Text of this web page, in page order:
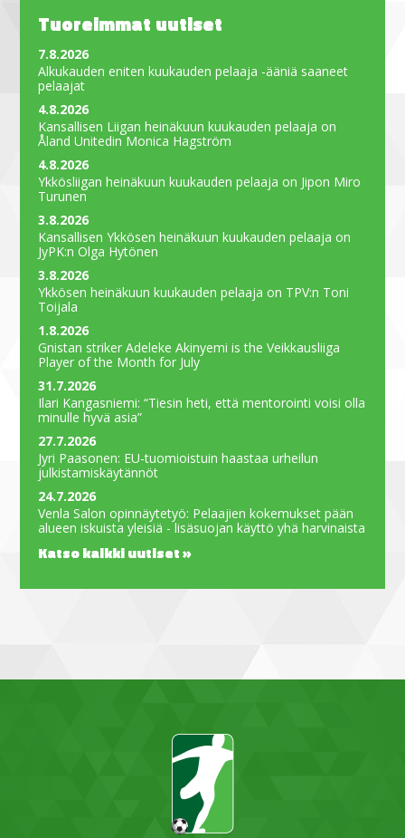
Tuoreimmat uutiset
7.8.2026
Alkukauden eniten kuukauden pelaaja -ääniä saaneet
pelaajat
4.8.2026
Kansallisen Liigan heinäkuun kuukauden pelaaja on
Åland Unitedin Monica Hagström
4.8.2026
Ykkösliigan heinäkuun kuukauden pelaaja on Jipon Miro
Turunen
3.8.2026
Kansallisen Ykkösen heinäkuun kuukauden pelaaja on
JyPK:n Olga Hytönen
3.8.2026
Ykkösen heinäkuun kuukauden pelaaja on TPV:n Toni
Toijala
1.8.2026
Gnistan striker Adeleke Akinyemi is the Veikkausliiga
Player of the Month for July
31.7.2026
Ilari Kangasniemi: “Tiesin heti, että mentorointi voisi olla
minulle hyvä asia”
27.7.2026
Jyri Paasonen: EU-tuomioistuin haastaa urheilun
julkistamiskäytännöt
24.7.2026
Venla Salon opinnäytetyö: Pelaajien kokemukset pään
alueen iskuista yleisiä - lisäsuojan käyttö yhä harvinaista
Katso kaikki uutiset »